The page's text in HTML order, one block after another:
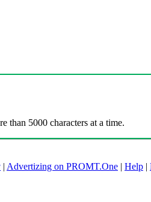
than 5000 characters at a time.
| Advertizing on PROMT.One | Help |